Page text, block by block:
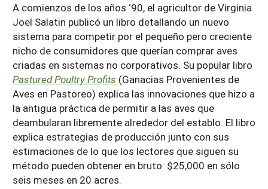
A comienzos de los años ‘90, el agricultor de Virginia
Joel Salatin publicó un libro detallando un nuevo
sistema para competir por el pequeño pero creciente
nicho de consumidores que querían comprar aves
criadas en sistemas no corporativos. Su popular libro
Pastured Poultry Profits (Ganacias Provenientes de
Aves en Pastoreo) explica las innovaciones que hizo a
la antigua práctica de permitir a las aves que
deambularan libremente alrededor del establo. El libro
explica estrategias de producción junto con sus
estimaciones de lo que los lectores que siguen su
método pueden obtener en bruto: $25,000 en sólo
seis meses en 20 acres.